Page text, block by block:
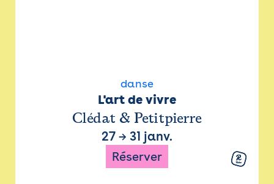
danse
L'art de vivre
Clédat & Petitpierre
27 → 31 janv.
Réserver